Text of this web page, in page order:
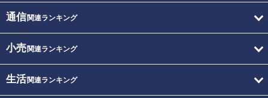
通信関連ランキング
小売関連ランキング
生活関連ランキング